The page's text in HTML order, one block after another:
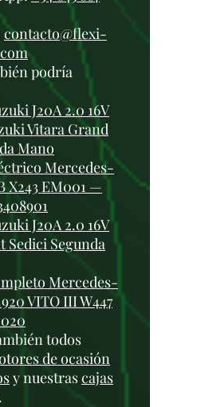
contacto@flexi-
podría
J20A 2.0 16V
Vitara Grand
Mano
Mercedes-
X243 EM001 —
J20A 2.0 16V
Sedici Segunda
Mercedes-
VITO III W447
todos
de ocasión
y nuestrascajas
.